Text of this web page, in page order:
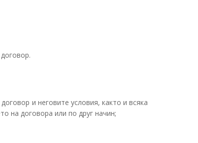
и неговите условия, както и всяка
на договора или по друг начин;